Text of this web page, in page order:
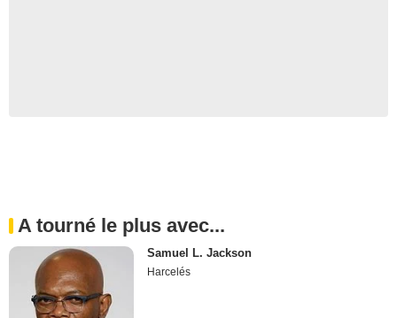
A tourné le plus avec...
Samuel L. Jackson
Harcelés